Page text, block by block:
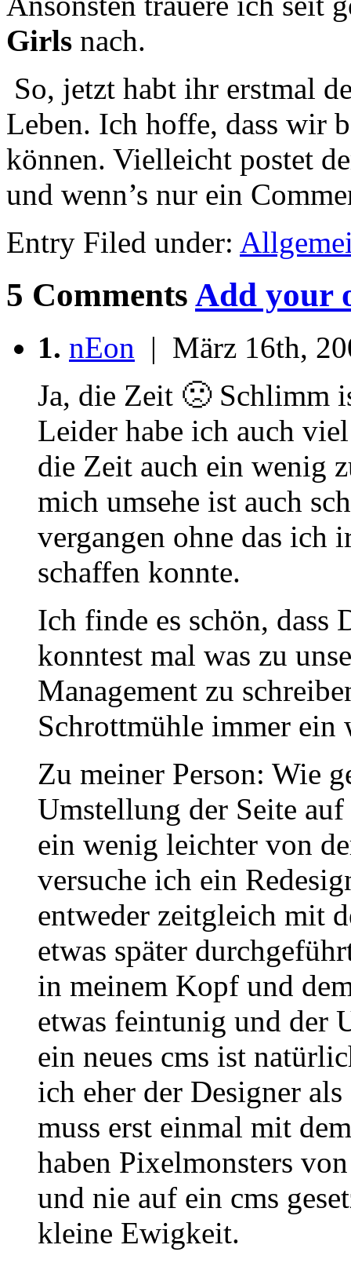
Girls nach.
So, jetzt habt ihr erstmal
Leben. Ich hoffe, dass wir
können. Vielleicht postet
und wenn’s nur ein
Entry Filed under:
5 Comments Add your
1. nEon | März 16th,
Ja, die Zeit 🙁 Schlimm
Leider habe ich auch
die Zeit auch ein wenig
mich umsehe ist auch
vergangen ohne das ich
schaffen konnte.
Ich finde es schön, dass
konntest mal was zu
Management zu
Schrottmühle immer
Zu meiner Person: Wie
Umstellung der Seite
ein wenig leichter von
versuche ich ein
entweder zeitgleich mit
etwas später
in meinem Kopf und
etwas feintunig und der
ein neues cms ist
ich eher der Designer
muss erst einmal mit
haben Pixelmonsters
und nie auf ein cms
kleine Ewigkeit.